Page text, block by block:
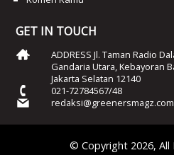
GET IN TOUCH
ADDRESS Jl. Taman Radio
Gandaria Utara, Kebayoran
Jakarta Selatan 12140
021-72784567/48
redaksi@greenersmagz.com
© Copyright 2026, All